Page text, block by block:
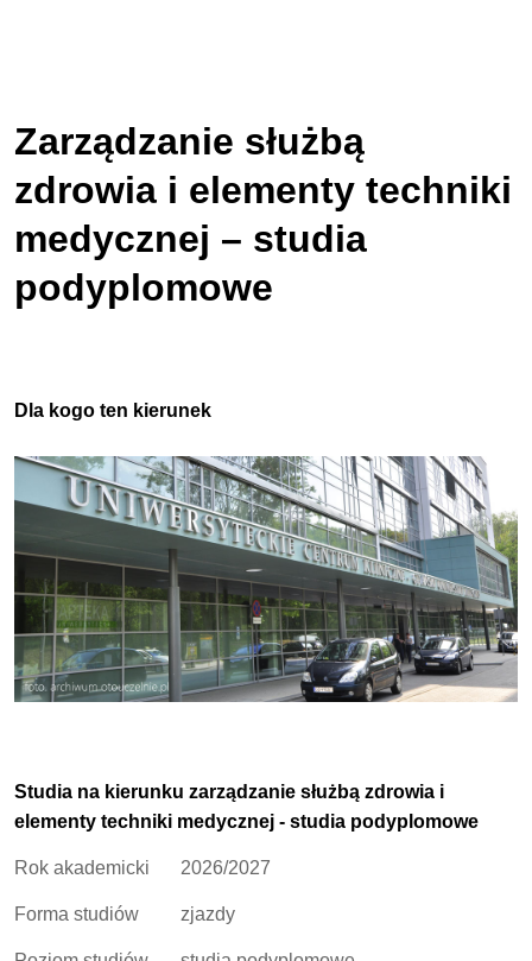
Zarządzanie służbą
zdrowia i elementy techniki
medycznej – studia
podyplomowe
Dla kogo ten kierunek
Studia na kierunku zarządzanie służbą zdrowia i
elementy techniki medycznej - studia podyplomowe
Rok akademicki 2026/2027
Forma studiów zjazdy